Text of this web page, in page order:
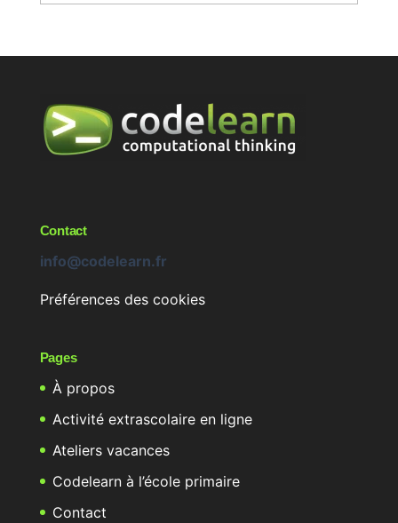
Contact
info@codelearn.fr
Préférences des cookies
Pages
À propos
Activité extrascolaire en ligne
Ateliers vacances
Codelearn à l’école primaire
Contact